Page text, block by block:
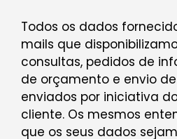
Todos os dados
mails que
consultas, pedidos de
de orçamento e envio
enviados por iniciativa
cliente. Os mesmos
que os seus dados